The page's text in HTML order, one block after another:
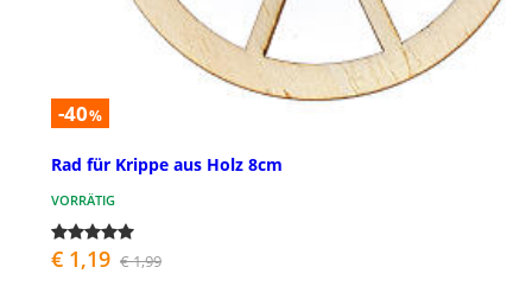
-40%
Rad für Krippe aus Holz 8cm
VORRÄTIG
€ 1,19 € 1,99